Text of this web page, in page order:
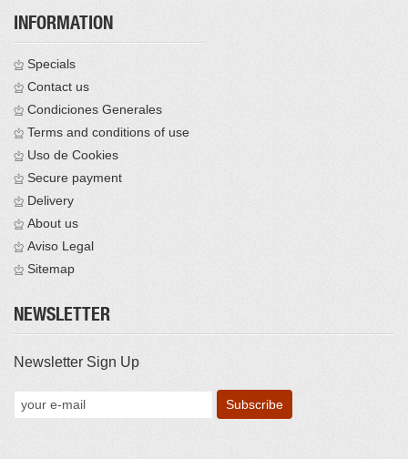
INFORMATION
Specials
Contact us
Condiciones Generales
Terms and conditions of use
Uso de Cookies
Secure payment
Delivery
About us
Aviso Legal
Sitemap
NEWSLETTER
Newsletter Sign Up